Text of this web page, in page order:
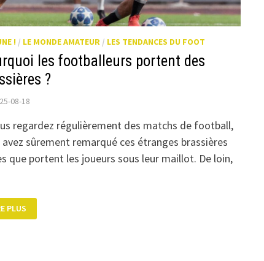
! / LE MONDE AMATEUR / LES TENDANCES DU FOOT
les footballeurs portent des
?
08-18
regardez régulièrement des matchs de football,
avez sûrement remarqué ces étranges brassières
que portent les joueurs sous leur maillot. De loin,
PLUS